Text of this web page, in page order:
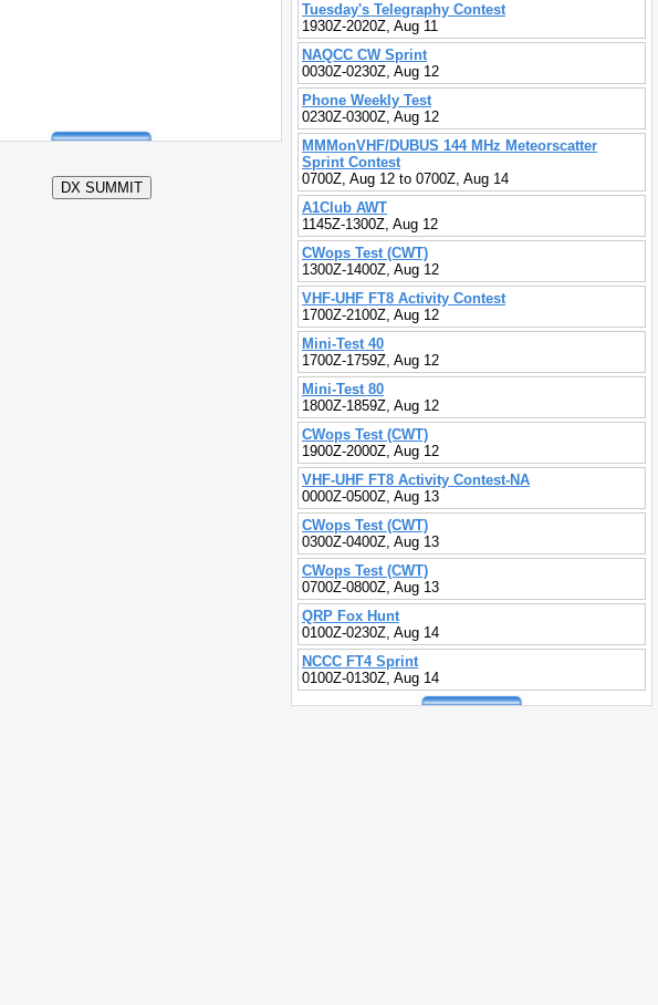
Tuesday's Telegraphy Contest
1930Z-2020Z, Aug 11
NAQCC CW Sprint
0030Z-0230Z, Aug 12
Phone Weekly Test
0230Z-0300Z, Aug 12
MMMonVHF/DUBUS 144 MHz Meteorscatter
Sprint Contest
0700Z, Aug 12 to 0700Z, Aug 14
A1Club AWT
1145Z-1300Z, Aug 12
CWops Test (CWT)
1300Z-1400Z, Aug 12
VHF-UHF FT8 Activity Contest
1700Z-2100Z, Aug 12
Mini-Test 40
1700Z-1759Z, Aug 12
Mini-Test 80
1800Z-1859Z, Aug 12
CWops Test (CWT)
1900Z-2000Z, Aug 12
VHF-UHF FT8 Activity Contest-NA
0000Z-0500Z, Aug 13
CWops Test (CWT)
0300Z-0400Z, Aug 13
CWops Test (CWT)
0700Z-0800Z, Aug 13
QRP Fox Hunt
0100Z-0230Z, Aug 14
NCCC FT4 Sprint
0100Z-0130Z, Aug 14